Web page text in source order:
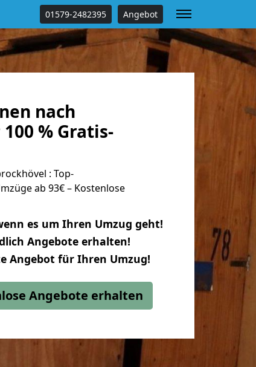
01579-2482395 Angebot
nach
% Gratis-
: Top-
ab 93€ – Kostenlose
es um Ihren Umzug geht!
Angebote erhalten!
Angebot für Ihren Umzug!
Angebote erhalten